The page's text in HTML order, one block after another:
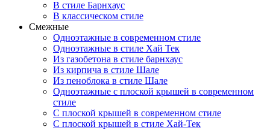
В стиле Барнхаус
В классическом стиле
Смежные
Одноэтажные в современном стиле
Одноэтажные в стиле Хай Тек
Из газобетона в стиле барнхаус
Из кирпича в стиле Шале
Из пеноблока в стиле Шале
Одноэтажные с плоской крышей в современном
стиле
С плоской крышей в современном стиле
С плоской крышей в стиле Хай-Тек